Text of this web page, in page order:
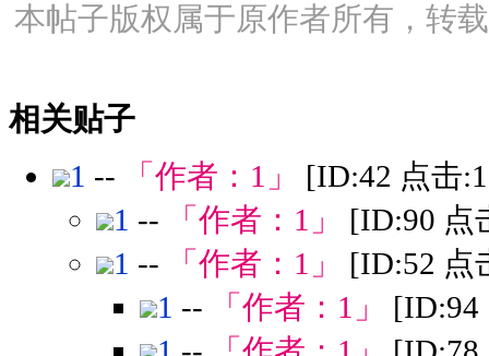
本帖子版权属于原作者所有，转
相关贴子
1 -- 「作者： 1 」
[ID:42 点击
1 -- 「作者： 1 」
[ID:90 点
1 -- 「作者： 1 」
[ID:52 点
1 -- 「作者： 1 」
[ID:94